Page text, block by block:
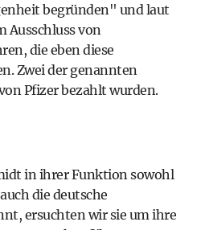
begründen" und laut
Ausschluss von
die eben diese
Zwei der genannten
Pfizer bezahlt wurden.
in ihrer Funktion sowohl
die deutsche
ersuchten wir sie um ihre